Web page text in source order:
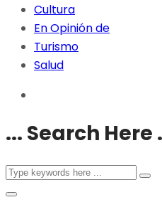
Cultura
En Opinión de
Turismo
Salud
... Search Here